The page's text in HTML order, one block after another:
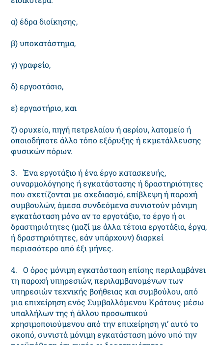
α) έδρα διοίκησης,
β) υποκατάστημα,
γ) γραφείο,
δ) εργοστάσιο,
ε) εργαστήριο, και
ζ) ορυχείο, πηγή πετρελαίου ή αερίου, λατομείο ή
οποιοδήποτε άλλο τόπο εξόρυξης ή εκμετάλλευσης
φυσικών πόρων.
3. Ένα εργοτάξιο ή ένα έργο κατασκευής,
συναρμολόγησης ή εγκατάστασης ή δραστηριότητες
που σχετίζονται με σχεδιασμό, επίβλεψη ή παροχή
συμβουλών, άμεσα συνδεόμενα συνιστούν μόνιμη
εγκατάσταση μόνο αν το εργοτάξιο, το έργο ή οι
δραστηριότητες (μαζί με άλλα τέτοια εργοτάξια, έργα,
ή δραστηριότητες, εάν υπάρχουν) διαρκεί
περισσότερο από έξι μήνες.
4. Ο όρος μόνιμη εγκατάσταση επίσης περιλαμβάνει
τη παροχή υπηρεσιών, περιλαμβανομένων των
υπηρεσιών τεχνικής βοήθειας και συμβούλου, από
μια επιχείρηση ενός Συμβαλλόμενου Κράτους μέσω
υπαλλήλων της ή άλλου προσωπικού
χρησιμοποιούμενου από την επιχείρηση γι’ αυτό το
σκοπό, συνιστά μόνιμη εγκατάσταση μόνο υπό την